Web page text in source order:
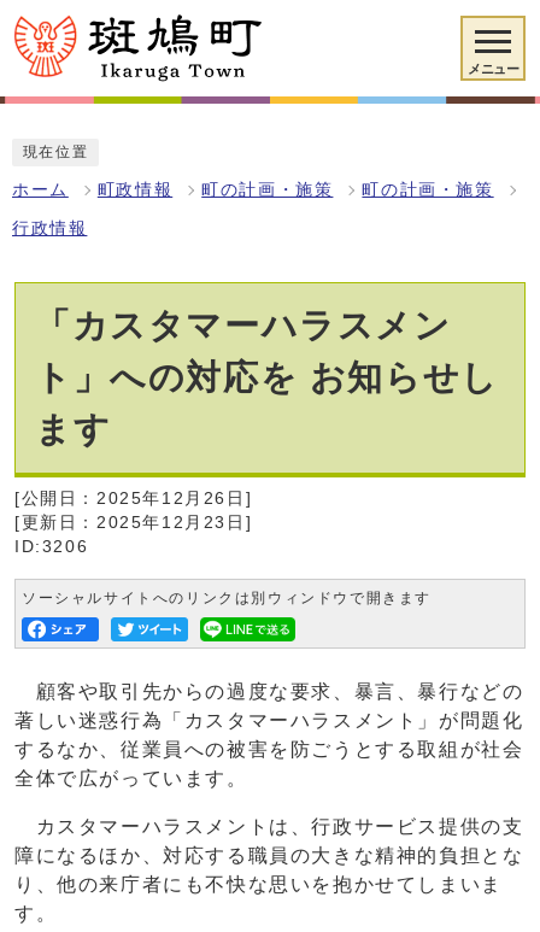
メニュー
現在位置
ホーム 町政情報 町の計画・施策 町の計画・施策
行政情報
「カスタマーハラスメン
ト」への対応を お知らせし
ます
[公開日：2025年12月26日]
[更新日：2025年12月23日]
ID:3206
ソーシャルサイトへのリンクは別ウィンドウで開きます
顧客や取引先からの過度な要求、暴言、暴行などの
著しい迷惑行為「カスタマーハラスメント」が問題化
するなか、従業員への被害を防ごうとする取組が社会
全体で広がっています。
カスタマーハラスメントは、行政サービス提供の支
障になるほか、対応する職員の大きな精神的負担とな
り、他の来庁者にも不快な思いを抱かせてしまいま
す。